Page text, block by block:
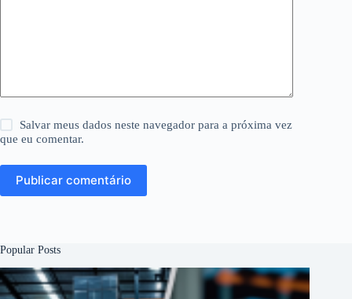
Salvar meus dados neste navegador para a próxima vez
que eu comentar.
Publicar comentário
Popular Posts